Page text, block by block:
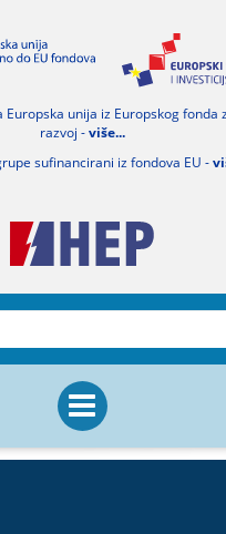
unija iz Europskog fonda
razvoj -više...
sufinancirani iz fondova EU -